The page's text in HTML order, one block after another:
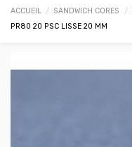
ACCUEIL SANDWICH CORES
PR80 20 PSC LISSE 20 MM